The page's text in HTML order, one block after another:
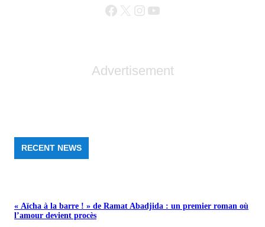
Advertisement
RECENT NEWS
« Aïcha à la barre ! » de Ramat Abadjida : un premier roman où
l’amour devient procès